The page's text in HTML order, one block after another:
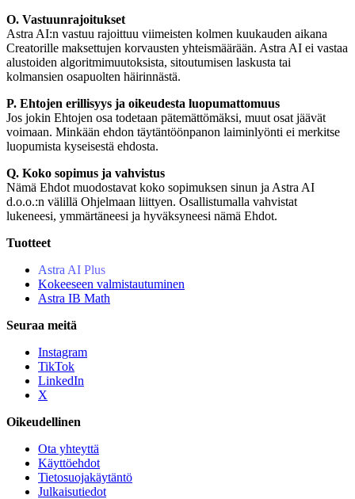
O. Vastuunrajoitukset
Astra AI:n vastuu rajoittuu viimeisten kolmen kuukauden aikana
Creatorille maksettujen korvausten yhteismäärään. Astra AI ei vastaa
alustoiden algoritmimuutoksista, sitoutumisen laskusta tai
kolmansien osapuolten häirinnästä.
P. Ehtojen erillisyys ja oikeudesta luopumattomuus
Jos jokin Ehtojen osa todetaan pätemättömäksi, muut osat jäävät
voimaan. Minkään ehdon täytäntöönpanon laiminlyönti ei merkitse
luopumista kyseisestä ehdosta.
Q. Koko sopimus ja vahvistus
Nämä Ehdot muodostavat koko sopimuksen sinun ja Astra AI
d.o.o.:n välillä Ohjelmaan liittyen. Osallistumalla vahvistat
lukeneesi, ymmärtäneesi ja hyväksyneesi nämä Ehdot.
Tuotteet
Astra AI Plus
Kokeeseen valmistautuminen
Astra IB Math
Seuraa meitä
Instagram
TikTok
LinkedIn
X
Oikeudellinen
Ota yhteyttä
Käyttöehdot
Tietosuojakäytäntö
Julkaisutiedot